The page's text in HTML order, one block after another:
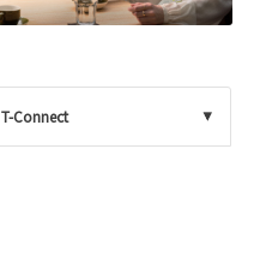
T-Connect